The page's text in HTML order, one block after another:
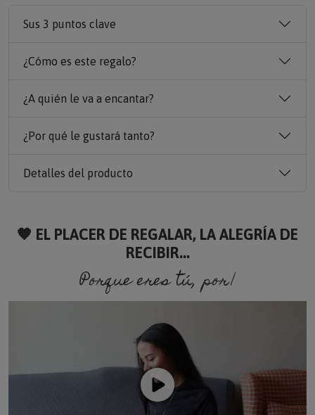
Sus 3 puntos clave
¿Cómo es este regalo?
¿A quién le va a encantar?
¿Por qué le gustará tanto?
Detalles del producto
🧡 EL PLACER DE REGALAR, LA ALEGRÍA DE
RECIBIR...
Porque eres tú, porque so